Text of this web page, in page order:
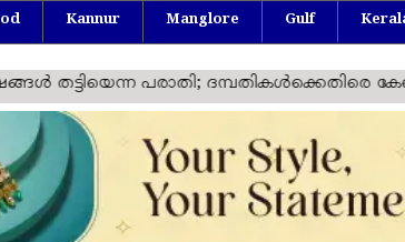
Kannur Manglore Gulf